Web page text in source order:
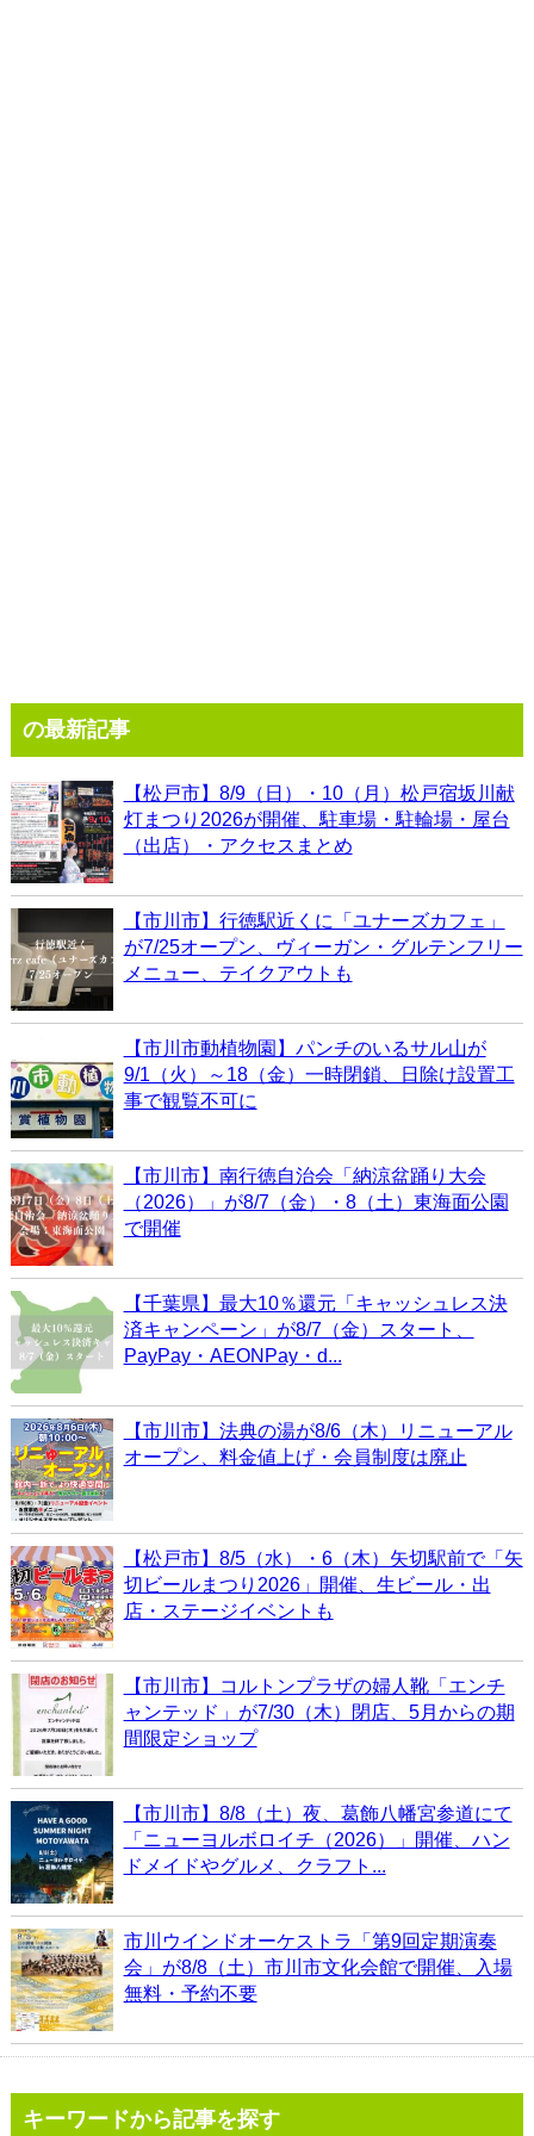
の最新記事
【松戸市】8/9（日）・10（月）松戸宿坂川献
灯まつり2026が開催、駐車場・駐輪場・屋台
（出店）・アクセスまとめ
【市川市】行徳駅近くに「ユナーズカフェ」
が7/25オープン、ヴィーガン・グルテンフリー
メニュー、テイクアウトも
【市川市動植物園】パンチのいるサル山が
9/1（火）～18（金）一時閉鎖、日除け設置工
事で観覧不可に
【市川市】南行徳自治会「納涼盆踊り大会
（2026）」が8/7（金）・8（土）東海面公園
で開催
【千葉県】最大10％還元「キャッシュレス決
済キャンペーン」が8/7（金）スタート、
PayPay・AEONPay・d...
【市川市】法典の湯が8/6（木）リニューアル
オープン、料金値上げ・会員制度は廃止
【松戸市】8/5（水）・6（木）矢切駅前で「矢
切ビールまつり2026」開催、生ビール・出
店・ステージイベントも
【市川市】コルトンプラザの婦人靴「エンチ
ャンテッド」が7/30（木）閉店、5月からの期
間限定ショップ
【市川市】8/8（土）夜、葛飾八幡宮参道にて
「ニューヨルボロイチ（2026）」開催、ハン
ドメイドやグルメ、クラフト...
市川ウインドオーケストラ「第9回定期演奏
会」が8/8（土）市川市文化会館で開催、入場
無料・予約不要
キーワードから記事を探す